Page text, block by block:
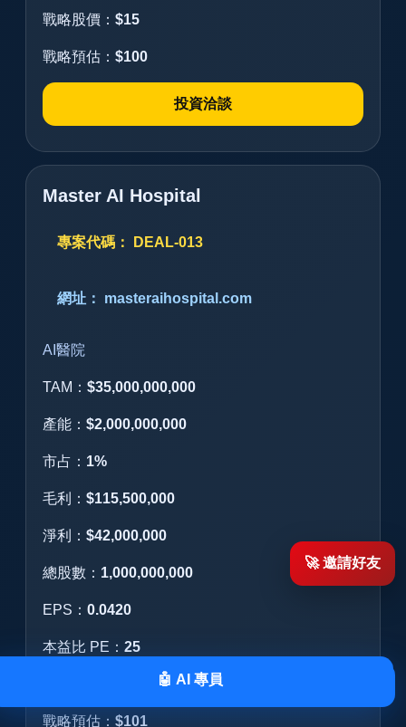
戰略股價： $15
戰略預估： $100
投資洽談
Master AI Hospital
專案代碼： DEAL-013
網址： masteraihospital.com
AI醫院
TAM： $35,000,000,000
產能： $2,000,000,000
市占： 1%
毛利： $115,500,000
淨利： $42,000,000
總股數： 1,000,000,000
EPS： 0.0420
本益比 PE： 25
戰略預估： $101
🤖 AI 專員
🚀 邀請好友
🤖 AI 專員